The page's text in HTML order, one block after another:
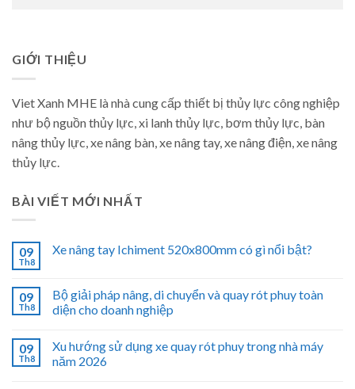
GIỚI THIỆU
Viet Xanh MHE là nhà cung cấp thiết bị thủy lực công nghiệp
như bộ nguồn thủy lực, xi lanh thủy lực, bơm thủy lực, bàn
nâng thủy lực, xe nâng bàn, xe nâng tay, xe nâng điện, xe nâng
thủy lực.
BÀI VIẾT MỚI NHẤT
09
Th8
Xe nâng tay Ichiment 520x800mm có gì nổi bật?
09
Th8
Bộ giải pháp nâng, di chuyển và quay rót phuy toàn
diện cho doanh nghiệp
09
Th8
Xu hướng sử dụng xe quay rót phuy trong nhà máy
năm 2026